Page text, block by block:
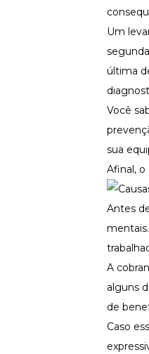
Materiais
Materiais
Todos os
Confira nossos
Aprofunde seu
Ferramentas e
Infográfico
Conteúdo prático e
Materiais
Newsletters
Um
última
Você
sua
Afinal, o
Antes
A
alguns
de
Caso